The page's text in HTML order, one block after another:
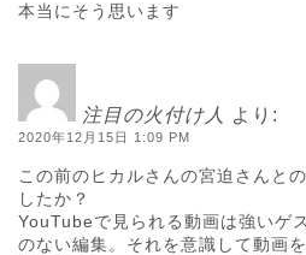
本当にそう思います
注目の火付け人 より:
2020年12月15日 1:09 PM
この前のヒカルさんの宮迫さんと
したか？
YouTubeで見られる動画は強いゲ
のない編集。それを意識して動画